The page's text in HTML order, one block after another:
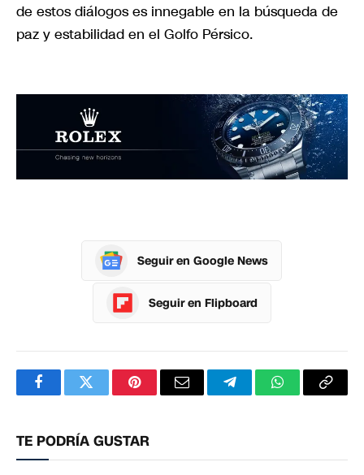
de estos diálogos es innegable en la búsqueda de
paz y estabilidad en el Golfo Pérsico.
Seguir en Google News
Seguir en Flipboard
FacebookTwitterPinterestCorreoTelegramWhatsApp
TE PODRÍA GUSTAR